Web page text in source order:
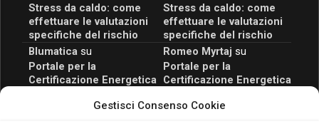
Gestisci Consenso Cookie
Stress da caldo: come
effettuare le valutazioni
specifiche del rischio
Stress da caldo: come
effettuare le valutazioni
specifiche del rischio
Blumaticasu
Portale per la
Certificazione Energetica
scopri il Corso Blumatica
Romeo Myrtaj su
Portale per la
Certificazione Energetica
scopri il Corso Blumatica